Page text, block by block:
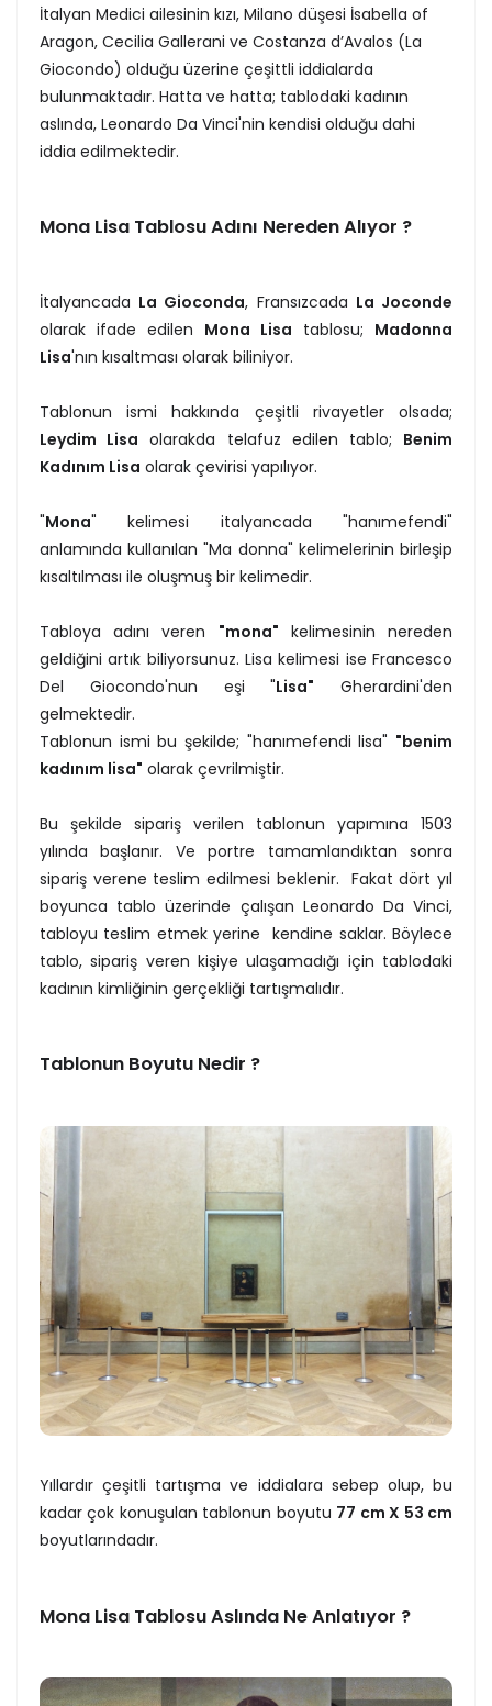
İtalyan Medici ailesinin kızı, Milano düşesi İsabella of
Aragon, Cecilia Gallerani ve Costanza d’Avalos (La
Giocondo) olduğu üzerine çeşittli iddialarda
bulunmaktadır. Hatta ve hatta; tablodaki kadının
aslında, Leonardo Da Vinci'nin kendisi olduğu dahi
iddia edilmektedir.
Mona Lisa Tablosu Adını Nereden Alıyor ?
İtalyancada La Gioconda, Fransızcada La Joconde
olarak ifade edilen Mona Lisa tablosu; Madonna
Lisa'nın kısaltması olarak biliniyor.
Tablonun ismi hakkında çeşitli rivayetler olsada;
Leydim Lisa olarakda telafuz edilen tablo; Benim
Kadınım Lisa olarak çevirisi yapılıyor.
"Mona" kelimesi italyancada "hanımefendi"
anlamında kullanılan "Ma donna" kelimelerinin birleşip
kısaltılması ile oluşmuş bir kelimedir.
Tabloya adını veren "mona" kelimesinin nereden
geldiğini artık biliyorsunuz. Lisa kelimesi ise Francesco
Del Giocondo'nun eşi "Lisa" Gherardini'den
gelmektedir.
Tablonun ismi bu şekilde; "hanımefendi lisa" "benim
kadınım lisa" olarak çevrilmiştir.
Bu şekilde sipariş verilen tablonun yapımına 1503
yılında başlanır. Ve portre tamamlandıktan sonra
sipariş verene teslim edilmesi beklenir. Fakat dört yıl
boyunca tablo üzerinde çalışan Leonardo Da Vinci,
tabloyu teslim etmek yerine kendine saklar. Böylece
tablo, sipariş veren kişiye ulaşamadığı için tablodaki
kadının kimliğinin gerçekliği tartışmalıdır.
Tablonun Boyutu Nedir ?
Yıllardır çeşitli tartışma ve iddialara sebep olup, bu
kadar çok konuşulan tablonun boyutu 77 cm X 53 cm
boyutlarındadır.
Mona Lisa Tablosu Aslında Ne Anlatıyor ?